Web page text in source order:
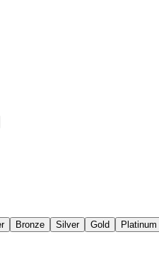
Bronze Silver Gold Platinum